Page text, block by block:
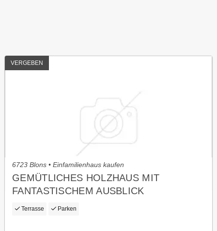
VERGEBEN
6723 Blons • Einfamilienhaus kaufen
GEMÜTLICHES HOLZHAUS MIT
FANTASTISCHEM AUSBLICK
Terrasse Parken